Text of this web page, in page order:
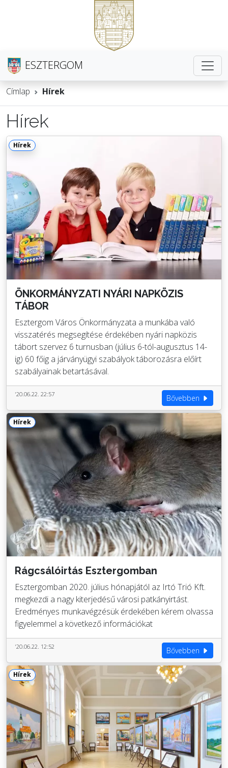
ESZTERGOM
Címlap Hírek
Hírek
Hírek
ÖNKORMÁNYZATI NYÁRI NAPKÖZIS
TÁBOR
Esztergom Város Önkormányzata a munkába való
visszatérés megsegítése érdekében nyári napközis
tábort szervez 6 turnusban (július 6-tól-augusztus 14-
ig) 60 főig a járványügyi szabályok táborozásra előírt
szabályainak betartásával.
'20.06.22. 22:57 Bővebben
Hírek
Rágcsálóirtás Esztergomban
Esztergomban 2020. július hónapjától az Irtó Trió Kft.
megkezdi a nagy kiterjedésű városi patkányirtást.
Eredményes munkavégzésük érdekében kérem olvassa
figyelemmel a következő információkat
'20.06.22. 12:52 Bővebben
Hírek